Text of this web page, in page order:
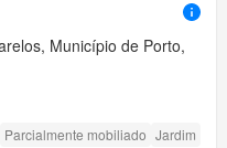
Município de Porto,
Parcialmente mobiliado Jardim